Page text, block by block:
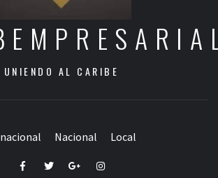
UNIENDO AL CARIBE
Nacional Local
FacebookTwitterGoogle+Instagram